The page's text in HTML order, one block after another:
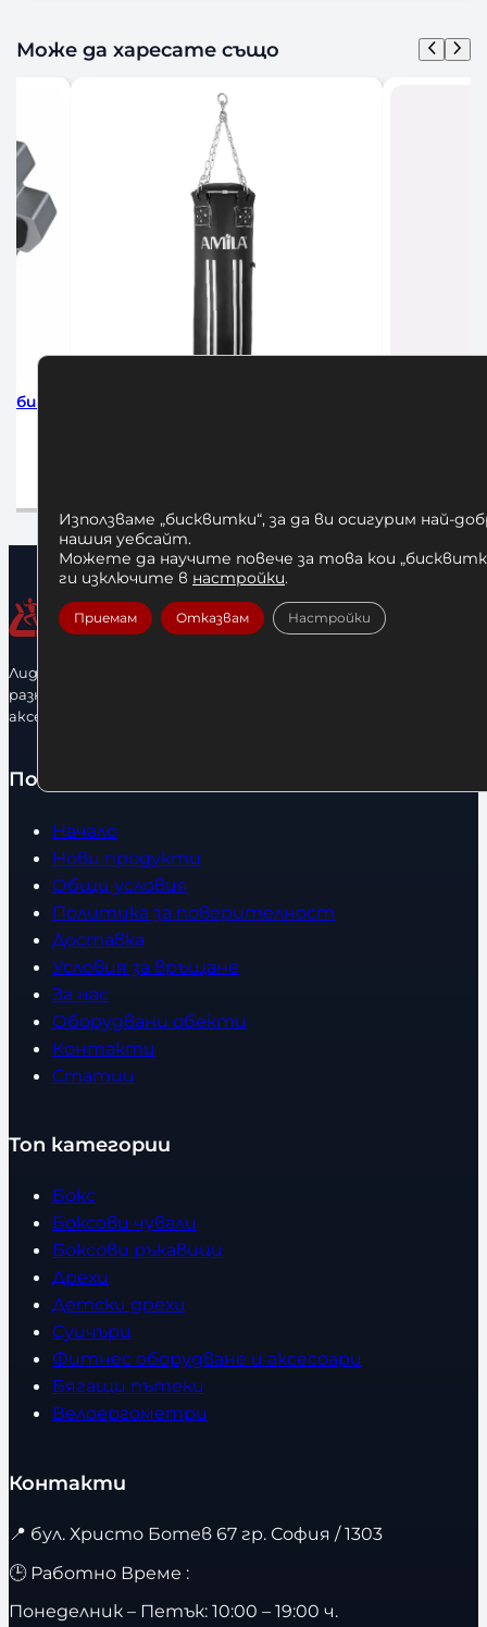
Може да харесате също
за
Лидерфитнес е водещ вносител и представител на голямо
разнообразие от бойна екипировка, фитнес уреди и
аксесоари.
Полезно
Начало
Нови продукти
Общи условия
Политика за поверителност
Доставка
Условия за връщане
За нас
Оборудвани обекти
Контакти
Статии
Топ категории
Бокс
Боксови чували
Боксови ръкавици
Дрехи
Детски дрехи
Суичъри
Фитнес оборудване и аксесоари
Бягащи пътеки
Велоергометри
Контакти
📍 бул. Христо Ботев 67 гр. София / 1303
🕒 Работно Време :
Понеделник – Петък: 10:00 – 19:00 ч.
Използваме „бисквитки“, за да ви осигурим най-
нашия уебсайт.
Можете да научите повече за това кои
ги изключите в настройки.
Приемам Отказвам Настройки